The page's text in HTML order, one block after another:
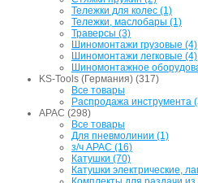
Тележки для колес (1)
Тележки, маслобары (1)
Траверсы (3)
Шиномонтажи грузовые (4)
Шиномонтажи легковые (4)
Шиномонтажное
KS-Tools (Германия) (317)
Все товары
Распродажа инструмента
APAC (298)
Все товары
Для пневмолинии (1)
з/ч APAC (16)
Катушки (70)
Катушки электрические,